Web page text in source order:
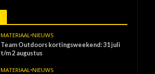
MATERIAAL •NIEUWS
Team Outdoors kortingsweekend: 31 juli
t/m 2 augustus
MATERIAAL •NIEUWS